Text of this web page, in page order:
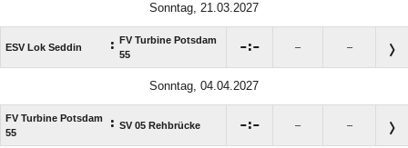
Sonntag, 21.03.2027
ESV Lok Seddin : FV Turbine Potsdam
55
: – –
Sonntag, 04.04.2027
FV Turbine Potsdam
55
: SV 05 Rehbrücke : – –